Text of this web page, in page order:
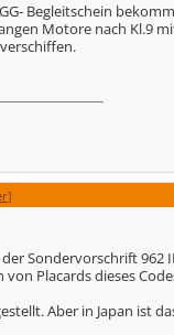
Begleitschein
Motore nach Kl.9
]
Sondervorschrift
Placards dieses
Aber in Japan ist